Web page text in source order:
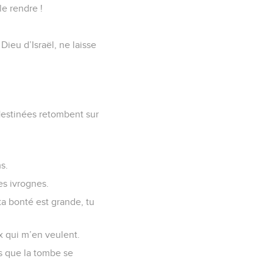
rendre !
d’Israël, ne laisse
retombent sur
ivrognes.
bonté est grande, tu
qui m’en veulent.
que la tombe se